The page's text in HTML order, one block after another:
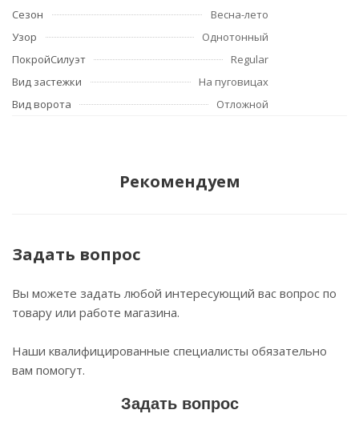
Сезон
Весна-лето
Узор
Однотонный
ПокройСилуэт
Regular
Вид застежки
На пуговицах
Вид ворота
Отложной
Рекомендуем
Задать вопрос
Вы можете задать любой интересующий вас вопрос по
товару или работе магазина.
Наши квалифицированные специалисты обязательно
вам помогут.
Задать вопрос